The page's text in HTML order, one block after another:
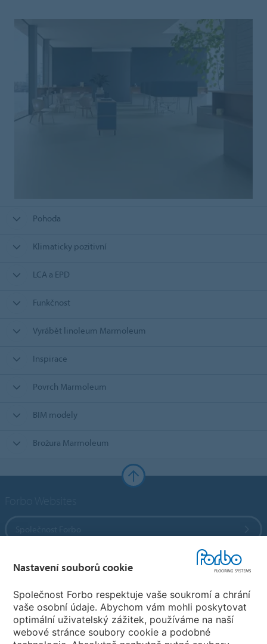
Pohoda
Klimaticky pozitivní
LCA a EPD
Funkčnost
Vyrábět linoleum Marmoleum
Inspirace
Povrch Marmoleum
BIM modely
Brožura Marmoleum
Forbo Flooring Systems
Forbo Movement Systems
Nastavení souborů cookie
Společnost Forbo respektuje vaše soukromí a chrání
vaše osobní údaje. Abychom vám mohli poskytovat
optimální uživatelský zážitek, používáme na naší
webové stránce soubory cookie a podobné